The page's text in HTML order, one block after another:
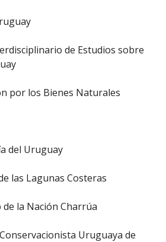
de Estudios sobre
por los Bienes Naturales
del Uruguay
las Lagunas Costeras
de la Nación Charrúa
Conservacionista Uruguaya de